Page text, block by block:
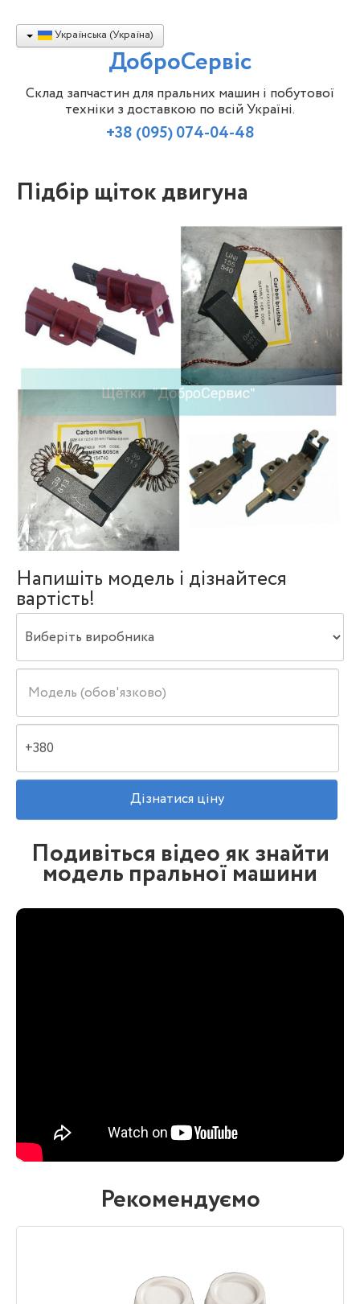
Українська (Україна)
ДоброСервіс
Склад запчастин для пральних машин і побутової
техніки з доставкою по всій Україні.
+38 (095) 074-04-48
Підбір щіток двигуна
Напишіть модель і дізнайтеся
вартість!
Подивіться відео як знайти
модель пральної машини
Рекомендуємо